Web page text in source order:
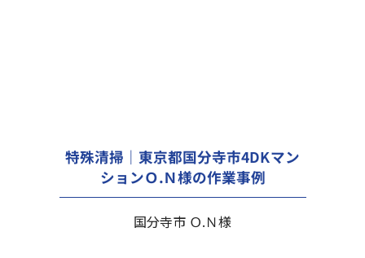
特殊清掃｜東京都国分寺市4DKマン
ションＯ.Ｎ様の作業事例
国分寺市 Ｏ.Ｎ様